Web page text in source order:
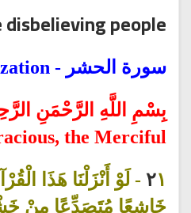
people.”
سورة الحشر - The Mobilization
بِسْمِ اللَّهِ الرَّحْمَنِ
the Merciful.
٢١ - لَوْ أَنْزَلْنَا هَذَا
خَاشِعًا مُتَصَدِّعًا مِنْ